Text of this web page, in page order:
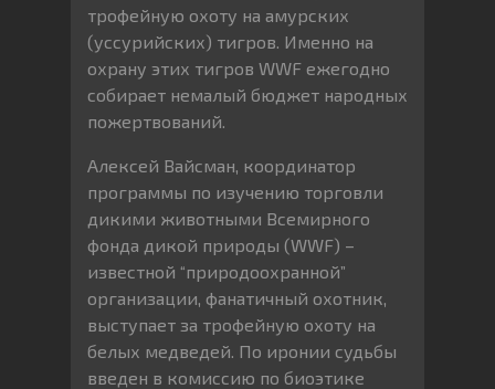
трофейную охоту на амурских
(уссурийских) тигров. Именно на
охрану этих тигров WWF ежегодно
собирает немалый бюджет народных
пожертвований.
Алексей Вайсман, координатор
программы по изучению торговли
дикими животными Всемирного
фонда дикой природы (WWF) –
известной “природоохранной”
организации, фанатичный охотник,
выступает за трофейную охоту на
белых медведей. По иронии судьбы
введен в комиссию по биоэтике